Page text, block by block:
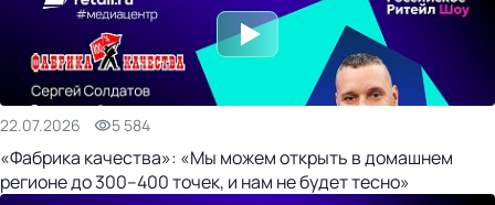
22.07.2026 5 584
«Фабрика качества»: «Мы можем открыть в домашнем
регионе до 300–400 точек, и нам не будет тесно»